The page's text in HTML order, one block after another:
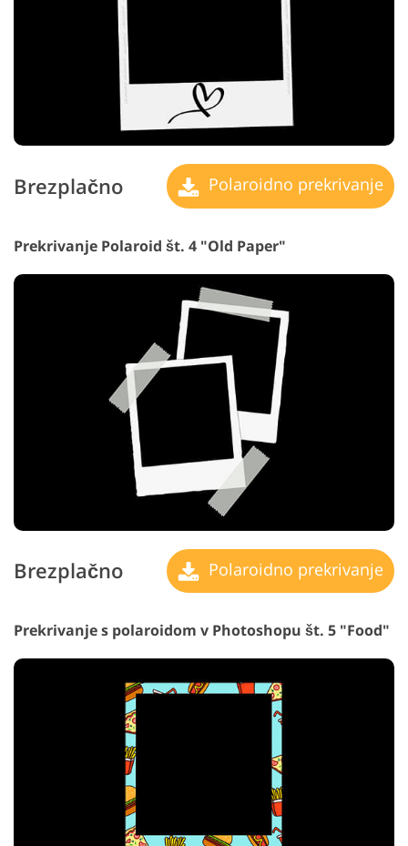
Brezplačno Polaroidno prekrivanje
Prekrivanje Polaroid št. 4 "Old Paper"
Brezplačno Polaroidno prekrivanje
Prekrivanje s polaroidom v Photoshopu št. 5 "Food"